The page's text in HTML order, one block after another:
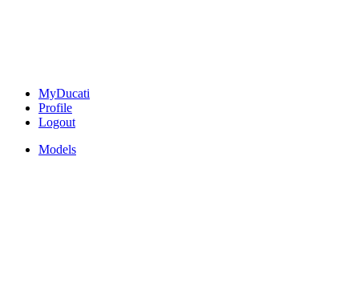
MyDucati
Profile
Logout
Models